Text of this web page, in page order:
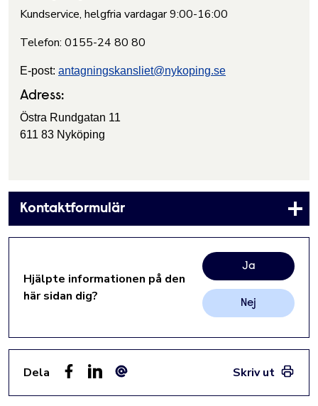
Kundservice, helgfria vardagar 9:00-16:00
Telefon: 0155-24 80 80
E-post: antagningskansliet@nykoping.se
Adress:
Östra Rundgatan 11
611 83 Nyköping
Kontaktformulär
Hjälpte informationen på den
här sidan dig?
Ja
Nej
Dela
Skriv ut